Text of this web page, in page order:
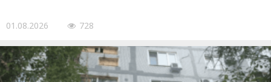
01.08.2026 728